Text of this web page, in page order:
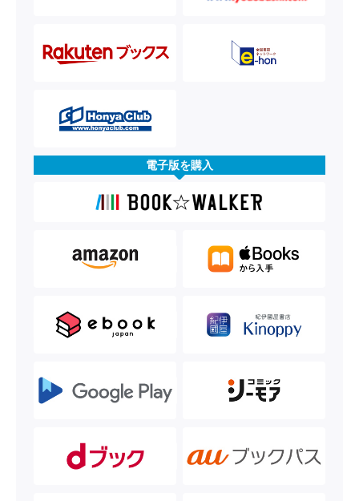
電子版を購入